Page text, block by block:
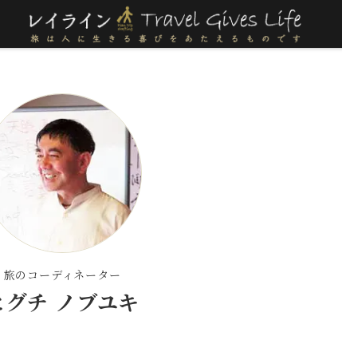
旅のコーディネーター
グチ ノブユキ